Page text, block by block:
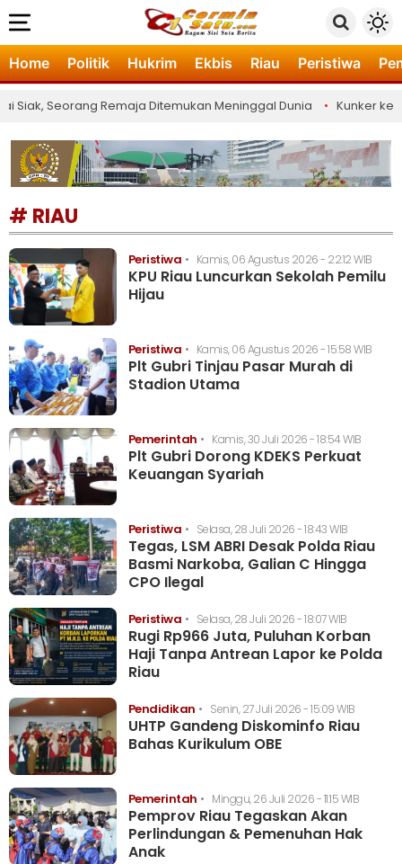
Home Politik Hukrim Ekbis Riau Peristiwa
Seorang Remaja Ditemukan Meninggal Dunia Kunker ke
# RIAU
Peristiwa • Kamis, 06 Agustus 2026 - 22:12 WIB
KPU Riau Luncurkan Sekolah Pemilu
Hijau
Peristiwa • Kamis, 06 Agustus 2026 - 15:58 WIB
Plt Gubri Tinjau Pasar Murah di
Stadion Utama
Pemerintah • Kamis, 30 Juli 2026 - 18:54 WIB
Plt Gubri Dorong KDEKS Perkuat
Keuangan Syariah
Peristiwa • Selasa, 28 Juli 2026 - 18:43 WIB
Tegas, LSM ABRI Desak Polda Riau
Basmi Narkoba, Galian C Hingga
CPO Ilegal
Peristiwa • Selasa, 28 Juli 2026 - 18:07 WIB
Rugi Rp966 Juta, Puluhan Korban
Haji Tanpa Antrean Lapor ke Polda
Riau
Pendidikan • Senin, 27 Juli 2026 - 15:09 WIB
UHTP Gandeng Diskominfo Riau
Bahas Kurikulum OBE
Pemerintah • Minggu, 26 Juli 2026 - 11:15 WIB
Pemprov Riau Tegaskan Akan
Perlindungan & Pemenuhan Hak
Anak